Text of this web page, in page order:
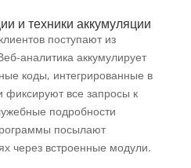
и техники аккумуляции
поступают из
аналитика аккумулирует
коды, интегрированные в
все запросы к
подробности
посылают
через встроенные модули.